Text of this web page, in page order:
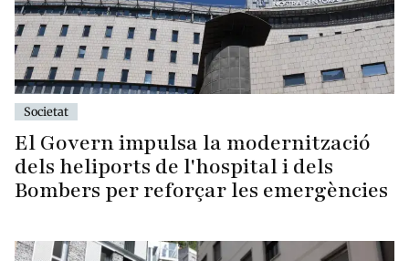
Societat
El Govern impulsa la modernització
dels heliports de l'hospital i dels
Bombers per reforçar les emergències